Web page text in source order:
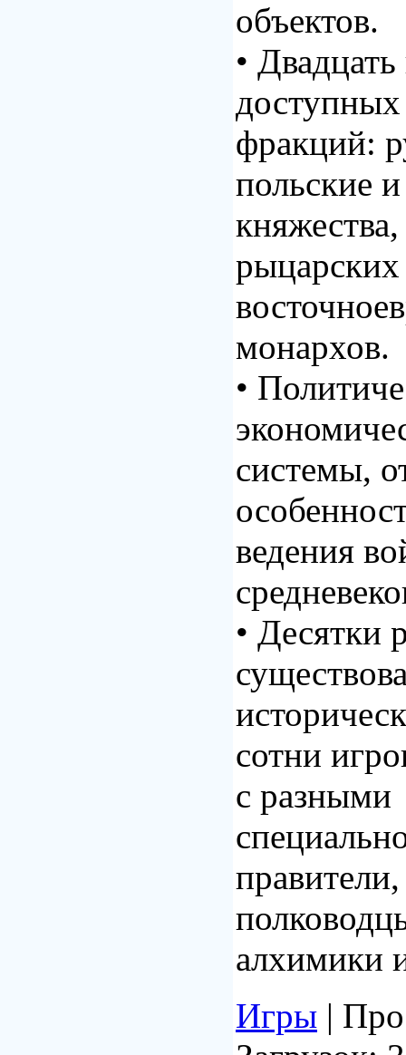
объектов.
•
фракций:
польские
монархов.
•
системы,
ведения
• Десятки
сотни
с разными
алхимики
Игры |